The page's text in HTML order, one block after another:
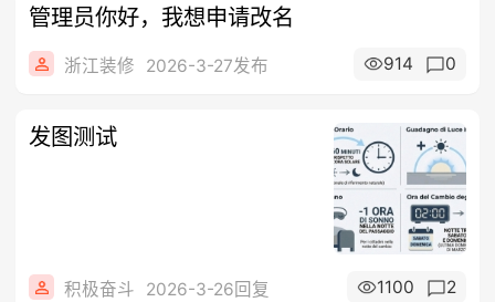
管理员你好，我想申请改名
浙江装修 2026-3-27发布 914 0
发图测试
积极奋斗 2026-3-26回复 1100 2